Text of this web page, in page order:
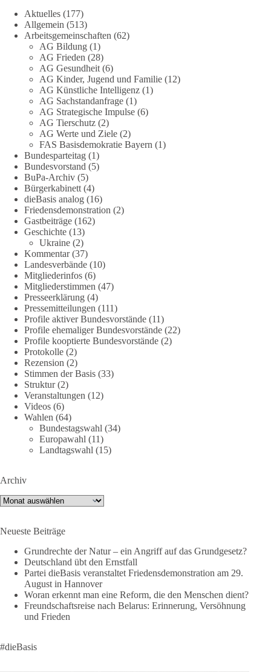
Referent Frank Bothmann stellte die These auf, dass die
derzeit in Teilen der Umweltbewegung diskutierten
„Grundrechte der Natur“ weit über klassischen Naturschutz
hinausreichen und grundlegende Fragen zum Menschenbild,
zum Rechtsstaat und zur Demokratie aufwerfen. [...]
👉 Hier weiterlesen:https://diebasis-
partei.de/2026/07/grundrechte-der-natur-ein-angriff-auf-das-
grundgesetz/
🟩🟩🟦🟦🟥🟥🟧🟧
Es ging weniger um fertige Antworten als um eine Debatte
darüber, wie Freiheit, Verantwortung, Naturschutz und
Grundrechte in einer demokratischen Gesellschaft künftig
miteinander in Einklang gebracht werden können.
#dieBasis #natur #grundrechte
38 7 8
DieBasis
1 Tag zuvor
Jetzt dieBasis Sachsen-Anhalt unterstützen!
Die Landtagswahl 2026 in Sachsen-Anhalt findet am 6.
September statt. Die Inhalte stehen – jetzt müssen sie gesehen,
geteilt und diskutiert werden.
Folge unseren Kanälen:
Facebook:
https://www.facebook.com/groups/diebasissachsenanhalt/
Tiktok:
X:https://x.com/DieBasisLSA
Youtube:https://www.youtube.com/dieBasisSachsenAnhalt
🟩🟩🟦🟦🟥🟥🟧🟧
Like, teile und kommentiere unsere Beiträge, damit noch mehr
Menschen mitbekommen, wofür wir stehen und warum es sich
lohnt, dieBasis zu wählen.
Mehr Infos: https://diebasis-st.de/wahlprogramm/
#dieBasis #Landtagswahl
Aktuelles (177)
Allgemein (513)
Arbeitsgemeinschaften (62)
AG Bildung (1)
AG Frieden (28)
AG Gesundheit (6)
AG Kinder, Jugend und Familie (12)
AG Künstliche Intelligenz (1)
AG Sachstandanfrage (1)
AG Strategische Impulse (6)
AG Tierschutz (2)
AG Werte und Ziele (2)
FAS Basisdemokratie Bayern (1)
Bundesparteitag (1)
Bundesvorstand (5)
BuPa-Archiv (5)
Bürgerkabinett (4)
dieBasis analog (16)
Friedensdemonstration (2)
Gastbeiträge (162)
Geschichte (13)
Ukraine (2)
Kommentar(37)
Landesverbände (10)
Mitgliederinfos (6)
Mitgliederstimmen (47)
Presseerklärung (4)
Pressemitteilungen (111)
Profile aktiver Bundesvorstände (11)
Profile ehemaliger Bundesvorstände (22)
Profile kooptierte Bundesvorstände (2)
Protokolle (2)
Rezension (2)
Stimmen der Basis (33)
Struktur(2)
Veranstaltungen (12)
Videos (6)
Wahlen (64)
Bundestagswahl (34)
Europawahl (11)
Landtagswahl (15)
Archiv
Archiv
Neueste Beiträge
Grundrechte der Natur – ein Angriff auf das Grundgesetz?
Deutschland übt den Ernstfall
Partei dieBasis veranstaltet Friedensdemonstration am 29.
August in Hannover
Woran erkennt man eine Reform, die den Menschen dient?
Freundschaftsreise nach Belarus: Erinnerung, Versöhnung
und Frieden
#dieBasis